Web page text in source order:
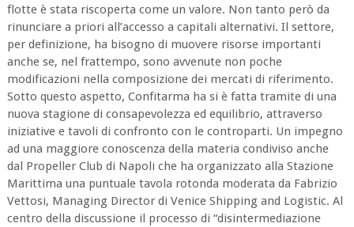
flotte è stata riscoperta come un valore. Non tanto però da
rinunciare a priori all’accesso a capitali alternativi. Il settore,
per definizione, ha bisogno di muovere risorse importanti
anche se, nel frattempo, sono avvenute non poche
modificazioni nella composizione dei mercati di riferimento.
Sotto questo aspetto, Confitarma ha si è fatta tramite di una
nuova stagione di consapevolezza ed equilibrio, attraverso
iniziative e tavoli di confronto con le controparti. Un impegno
ad una maggiore conoscenza della materia condiviso anche
dal Propeller Club di Napoli che ha organizzato alla Stazione
Marittima una puntuale tavola rotonda moderata da Fabrizio
Vettosi, Managing Director di Venice Shipping and Logistic. Al
centro della discussione il processo di “disintermediazione